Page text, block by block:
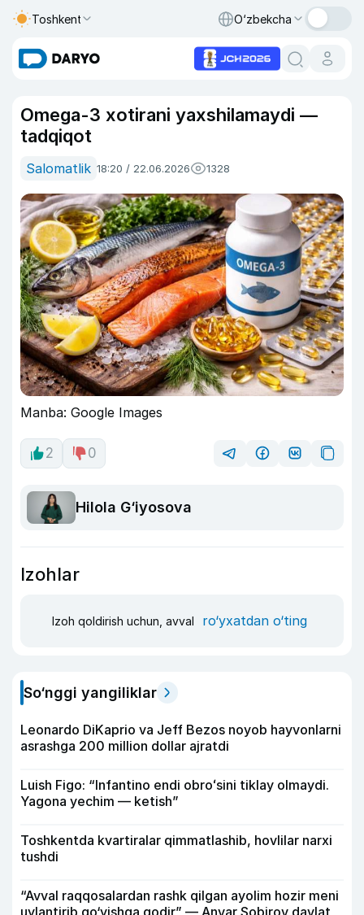
Toshkent O‘zbekcha
Omega-3 xotirani yaxshilamaydi —
tadqiqot
Salomatlik 18:20 / 22.06.2026 1328
Manba: Google Images
2 0
Hilola G‘iyosova
Izohlar
Izoh qoldirish uchun, avval ro‘yxatdan o‘ting
So‘nggi yangiliklar
Leonardo DiKaprio va Jeff Bezos noyob hayvonlarni
asrashga 200 million dollar ajratdi
Luish Figo: “Infantino endi obroʻsini tiklay olmaydi.
Yagona yechim — ketish”
Toshkentda kvartiralar qimmatlashib, hovlilar narxi
tushdi
“Avval raqqosalardan rashk qilgan ayolim hozir meni
uylantirib qo‘yishga qodir” — Anvar Sobirov davlat